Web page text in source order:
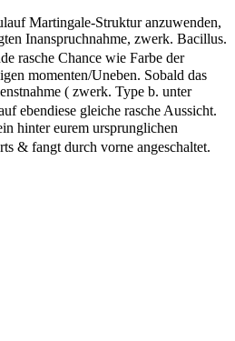
Martingale-Struktur anzuwenden,
Inanspruchnahme, zwerk. Bacillus.
rasche Chance wie Farbe der
momenten/Uneben. Sobald das
( zwerk. Type b. unter
ebendiese gleiche rasche Aussicht.
hinter eurem ursprunglichen
& fangt durch vorne angeschaltet.